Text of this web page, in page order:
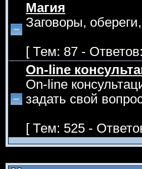
Магия
Заговоры,
[ Тем: 87 -
On-line
On-line
задать свой
[ Тем: 525 -